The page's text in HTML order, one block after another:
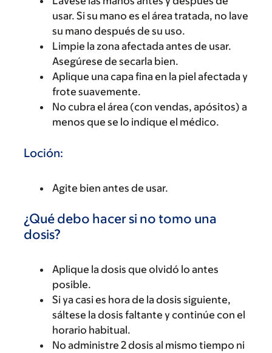
usar. Si su mano es el área tratada, no lave
su mano después de su uso.
Limpie la zona afectada antes de usar.
Asegúrese de secarla bien.
Aplique una capa fina en la piel afectada y
frote suavemente.
No cubra el área (con vendas, apósitos) a
menos que se lo indique el médico.
Loción:
Agite bien antes de usar.
¿Qué debo hacer si no tomo una
dosis?
Aplique la dosis que olvidó lo antes
posible.
Si ya casi es hora de la dosis siguiente,
sáltese la dosis faltante y continúe con el
horario habitual.
No administre 2 dosis al mismo tiempo ni